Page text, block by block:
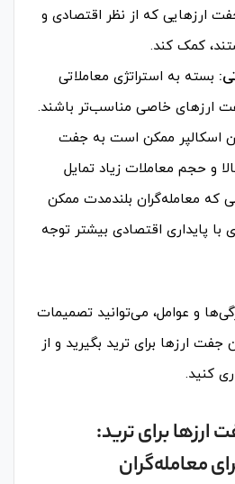
ارزهایی که از نظر اقتصادی و
کمک کند.
بسته به استراتژی معاملاتی
ارزهای خاصی مناسب‌تر باشند.
اسکالپر ممکن است به جفت
و حجم معاملات زیاد تمایل
که معامله‌گران بلندمدت ممکن
پایداری اقتصادی بیشتر توجه
و عوامل، می‌توانید تصمیمات
جفت ارزها برای ترید بگیرید و از
کنید.
برای ترید:
معامله‌گران